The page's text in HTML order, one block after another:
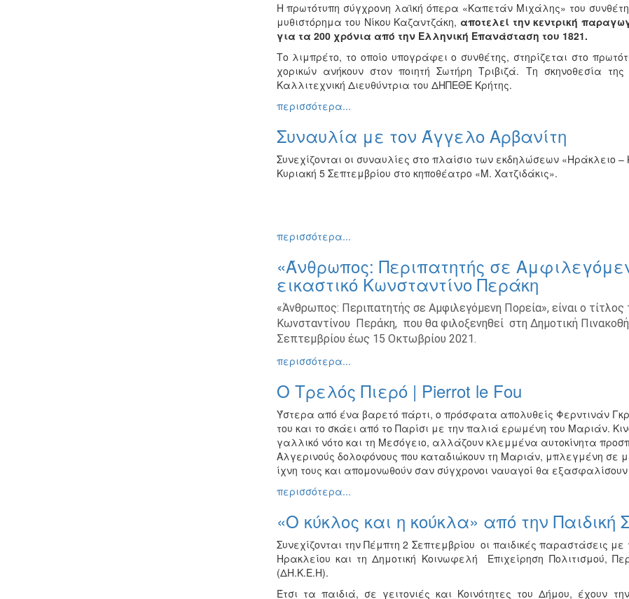
Η πρωτότυπη σύγχρονη λαϊκή όπερα «Καπετάν Μιχάλης» του
μυθιστόρημα του Νίκου Καζαντζάκη,αποτελεί την κεντρική
για τα 200 χρόνια από την Ελληνική Επανάσταση του 1821.
Το λιμπρέτο, το οποίο υπογράφει ο συνθέτης, στηρίζεται στο
χορικών ανήκουν στον ποιητή Σωτήρη Τριβιζά. Τη σκηνοθεσία
Καλλιτεχνική Διευθύντρια του ΔΗΠΕΘΕ Κρήτης.
περισσότερα...
Συναυλία με τον Άγγελο Αρβανίτη
Συνεχίζονται οι συναυλίες στο πλαίσιο των εκδηλώσεων «Ηράκλειο
Κυριακή 5 Σεπτεμβρίου στο κηποθέατρο «Μ. Χατζιδάκις».
περισσότερα...
«Άνθρωπος: Περιπατητής σε
εικαστικό Κωνσταντίνο Περάκη
«Άνθρωπος: Περιπατητής σε Αμφιλεγόμενη Πορεία», είναι ο
Κωνσταντίνου Περάκη, που θα φιλοξενηθεί στη Δημοτική
Σεπτεμβρίου έως 15 Οκτωβρίου 2021.
περισσότερα...
Ο Τρελός Πιερό | Pierrot le Fou
Ύστερα από ένα βαρετό πάρτι, ο πρόσφατα απολυθείς Φερντινάν
του και το σκάει από το Παρίσι με την παλιά ερωμένη του Μαριάν.
γαλλικό νότο και τη Μεσόγειο, αλλάζουν κλεμμένα αυτοκίνητα
Αλγερινούς δολοφόνους που καταδιώκουν τη Μαριάν, μπλεγμένη σε
ίχνη τους και απομονωθούν σαν σύγχρονοι ναυαγοί θα
περισσότερα...
«Ο κύκλος και η κούκλα» από την Παιδική
Συνεχίζονται την Πέμπτη 2 Σεπτεμβρίου οι παιδικές παραστάσεις
Ηρακλείου και τη Δημοτική Κοινωφελή Επιχείρηση Πολιτισμού,
(ΔΗ.Κ.Ε.Η).
Έτσι τα παιδιά, σε γειτονιές και Κοινότητες του Δήμου, έχουν